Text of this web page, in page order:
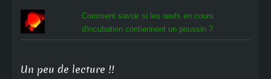
Comment savoir si les œufs en cours
d'incubation contiennent un poussin ?
Un peu de lecture !!